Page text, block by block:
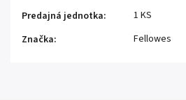
Predajná jednotka:
1 KS
Značka: Fellowes